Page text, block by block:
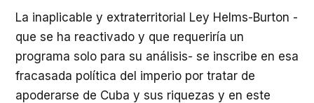
La inaplicable y extraterritorial Ley Helms-Burton -
que se ha reactivado y que requeriría un
programa solo para su análisis- se inscribe en esa
fracasada política del imperio por tratar de
apoderarse de Cuba y sus riquezas y en este